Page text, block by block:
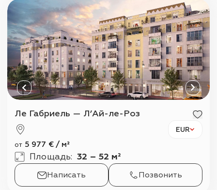
Ле Габриель — Л’Ай-ле-Роз
EUR
от 5 977 € / м²
Площадь: 32 – 52 м²
Написать Позвонить